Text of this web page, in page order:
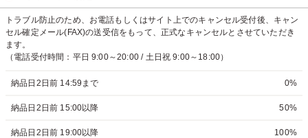
トラブル防止のため、お電話もしくはサイト上でのキャンセル受付後、キャン
セル確定メール(FAX)の送受信をもって、正式なキャンセルとさせていただき
ます。
（電話受付時間：平日 9:00～20:00 / 土日祝 9:00～18:00）
納品日2日前 14:59まで 0%
納品日2日前 15:00以降 50%
納品日2日前 19:00以降 100%